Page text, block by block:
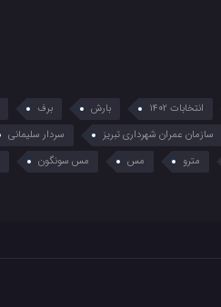
انتخابات 1402 بارش برف
سازمان عمران شهرداری تبریز سردار سلیمانی
مترو مس مس سونگون